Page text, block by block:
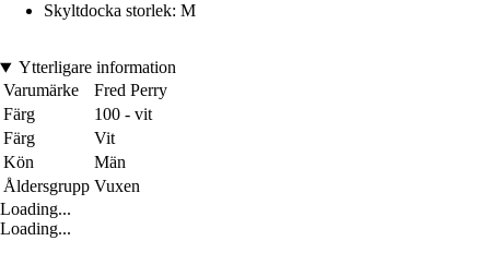
Skyltdocka storlek: M
Ytterligare information
Varumärke
Fred Perry
Färg
100 - vit
Färg
Vit
Kön
Män
Åldersgrupp Vuxen
Loading...
Loading...